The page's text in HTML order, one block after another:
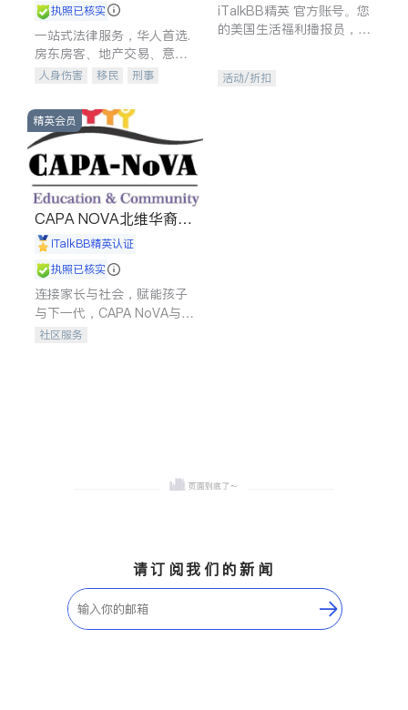
执照已核实
一站式法律服务，华人首选.
房东房客、地产交易、意外
伤害、车祸重伤、商业诉
建筑合同、刑事案件全包办
人身伤害 移民
刑事
信托/遗嘱
商业
索赔
律师-其它 保释
iTalkBB精英 官方账号。您
的美国生活福利播报员，精
专属福利。
活动/折扣
精英会员
CAPA NOVA北维华裔家
长会iTalkBB精英认证
执照已核实
连接家长与社会，赋能孩子
与下一代，CAPA NoVA与您
携手建设包容、公平、充满
社区服务
请订阅我们的新闻